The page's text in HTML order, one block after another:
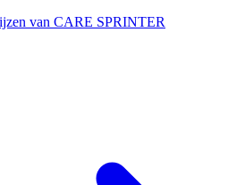
van CARE SPRINTER